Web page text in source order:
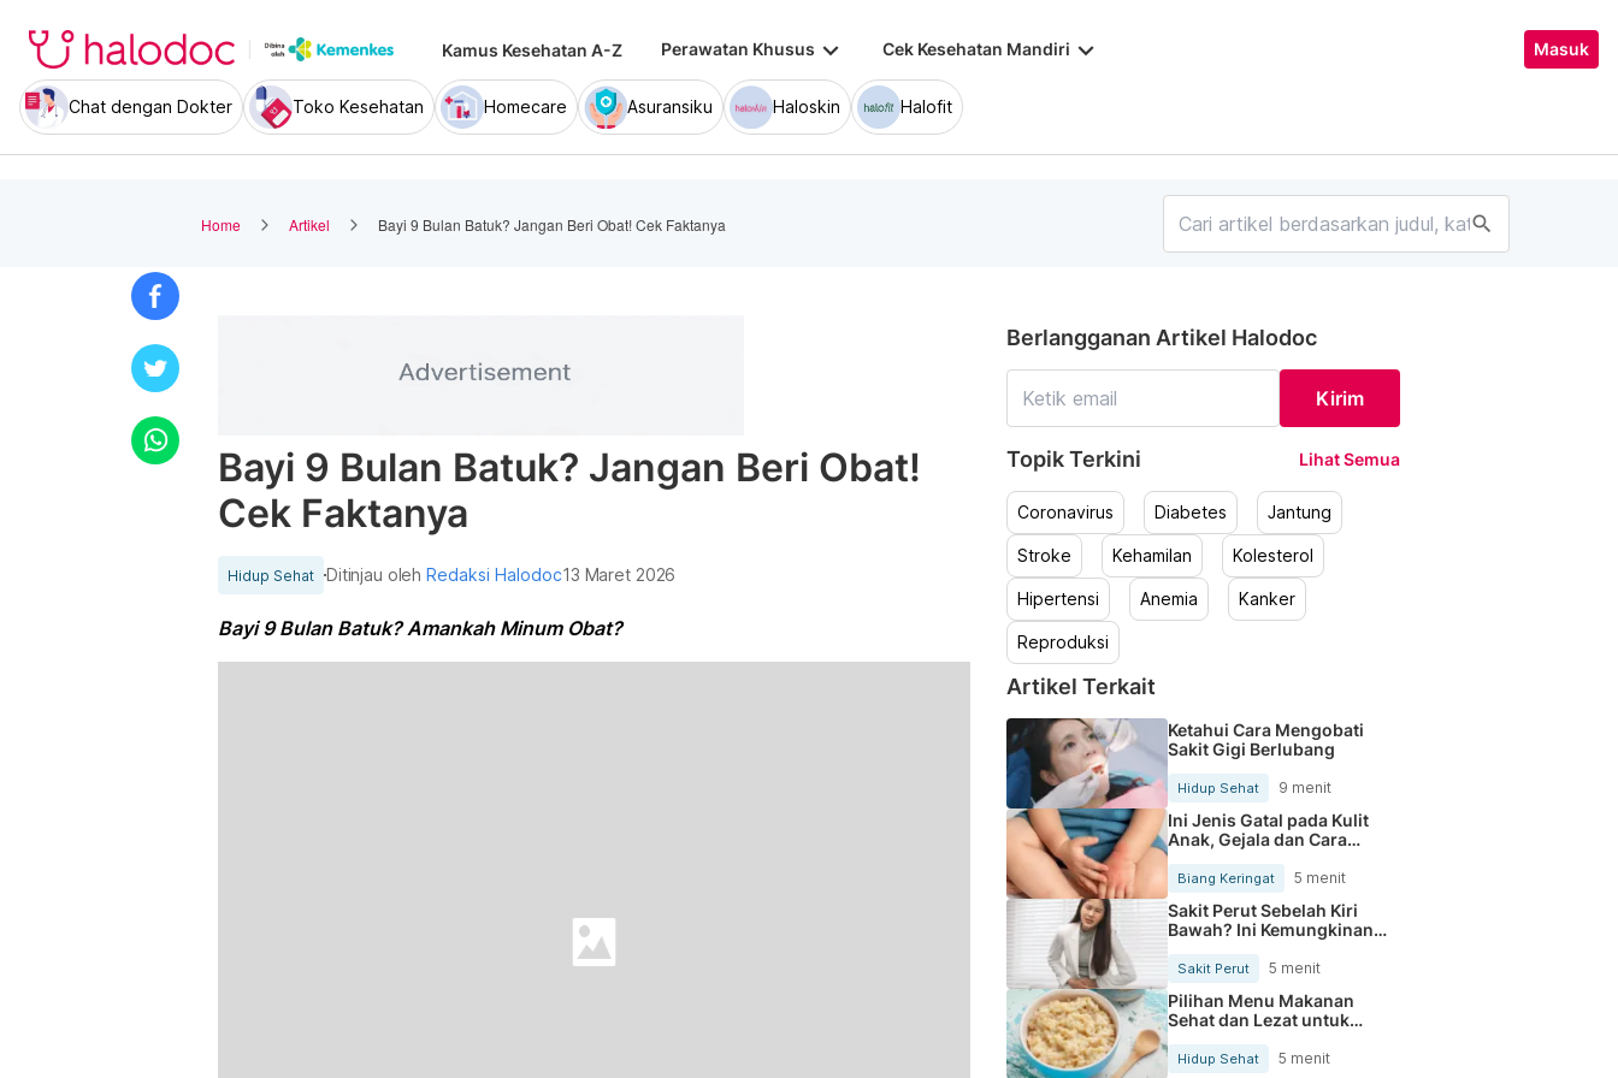
Kamus Kesehatan A-Z Perawatan Khusus keyboard_arrow_down Cek Kesehatan Mandiri keyboard_arrow_down Masuk
Chat dengan Dokter Toko Kesehatan Homecare Asuransiku Haloskin Halofit
Home Artikel Bayi 9 Bulan Batuk? Jangan Beri Obat! Cek Faktanya search
Bayi 9 Bulan Batuk? Jangan Beri Obat!
Cek Faktanya
Hidup Sehat Ditinjau olehRedaksi Halodoc13 Maret 2026
Bayi 9 Bulan Batuk? Amankah Minum Obat?
Berlangganan Artikel Halodoc
Kirim
Topik Terkini Lihat Semua
Coronavirus Diabetes Jantung
Stroke Kehamilan Kolesterol
Hipertensi Anemia Kanker
Reproduksi
Artikel Terkait
Ketahui Cara Mengobati
Sakit Gigi Berlubang
Hidup Sehat 9 menit
Ini Jenis Gatal pada Kulit
Anak, Gejala dan Cara
Mengobatinya
Biang Keringat 5 menit
Sakit Perut Sebelah Kiri
Bawah? Ini Kemungkinan
Sakit Perut 5 menit
Pilihan Menu Makanan
Sehat dan Lezat untuk
Mengurangi Kolesterol
Hidup Sehat 5 menit